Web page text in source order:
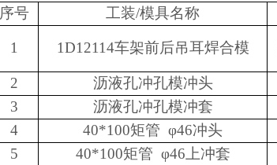
序号 工装/模具名称
1 1D12114车架前后吊耳焊合模
2
沥液孔冲孔模冲头
3 沥液孔冲孔模冲套
4
40*100矩管 φ46冲头
5
40*100矩管 φ46上冲套